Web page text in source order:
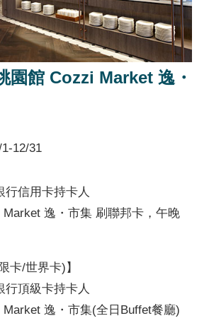
園館 Cozzi Market 逸・
12/31
行信用卡持卡人
逸・市集 刷聯邦卡，午晚
卡/世界卡)】
行頂級卡持卡人
逸・市集(全日Buffet餐廳)